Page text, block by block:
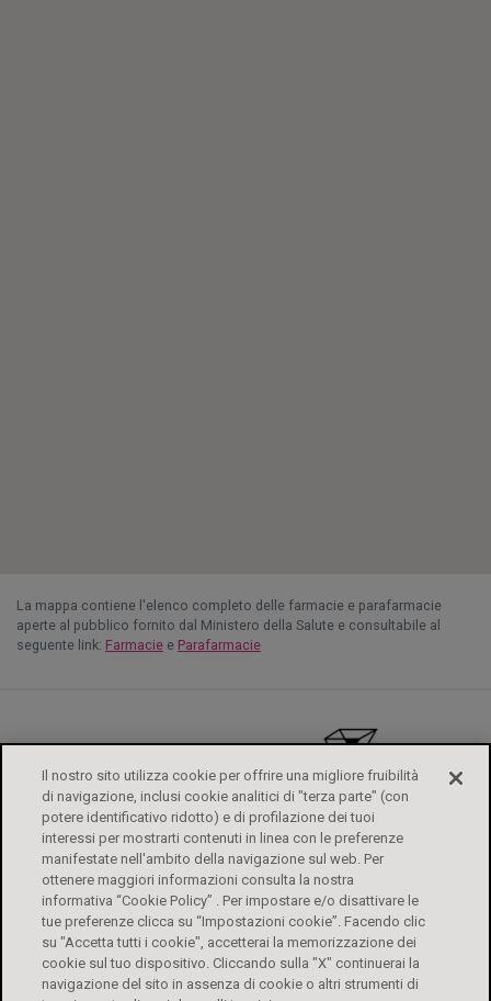
La mappa contiene l'elenco completo delle farmacie e parafarmacie
aperte al pubblico fornito dal Ministero della Salute e consultabile al
seguente link: Farmacie e Parafarmacie
ALFASIGMA FOGLI ILLUSTRATIVI CONTATTI
PRIVACY POLICY
DIRITTI DEGLI INTERESSATI
COOKIE POLICY ACCESSIBILITÀ
Il nostro sito utilizza cookie per offrire una migliore fruibilità
di navigazione, inclusi cookie analitici di "terza parte" (con
potere identificativo ridotto) e di profilazione dei tuoi
interessi per mostrarti contenuti in linea con le preferenze
manifestate nell'ambito della navigazione sul web. Per
ottenere maggiori informazioni consulta la nostra
informativa “Cookie Policy” . Per impostare e/o disattivare le
tue preferenze clicca su “Impostazioni cookie”. Facendo clic
su "Accetta tutti i cookie", accetterai la memorizzazione dei
cookie sul tuo dispositivo. Cliccando sulla "X" continuerai la
navigazione del sito in assenza di cookie o altri strumenti di